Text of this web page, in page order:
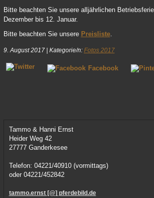
Bitte beachten Sie unsere alljährlichen
Dezember bis 12. Januar.
Bitte beachten Sie unsere Preisliste.
9. August 2017| Kategorie/n: Fotos 2017
Facebook
Tammo & Hanni Ernst
Heider Weg 42
27777 Ganderkesee
Telefon: 04221/40910 (vormittags)
oder 04221/452842
tammo.ernst [@] pferdebild.de